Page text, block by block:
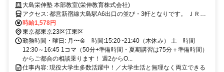
大島栄伸塾 本部教室(栄伸教育株式会社)
アクセス: 都営新宿線大島駅A6出口の並び・3軒となりです。 ＪＲ総
武線亀戸駅からは東陽町駅前行（亀21）、葛西橋行き（亀24）、東
時給1,578円
東京都東京23区江東区
勤務時間・曜日: 月〜金 時間:15:20~21:40（木休み） 土 時間
12:30～16:45 1コマ（50分+準備時間・夏期講習は75分＋準備時間）
からご都合の相談乗ります！ 週2からO...
仕事内容: 現役大学生多数活躍中！／大学生活と無理なく両立できる